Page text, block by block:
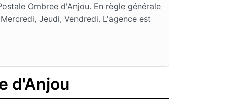
Ombree d'Anjou. En règle générale
Jeudi, Vendredi. L'agence est
d'Anjou